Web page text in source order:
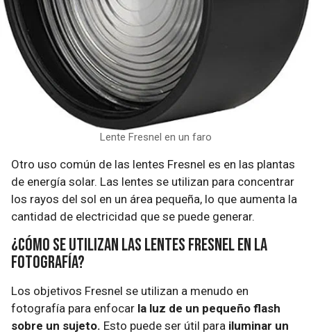
Lente Fresnel en un faro
Otro uso común de las lentes Fresnel es en las plantas
de energía solar. Las lentes se utilizan para concentrar
los rayos del sol en un área pequeña, lo que aumenta la
cantidad de electricidad que se puede generar.
¿Cómo se utilizan las lentes Fresnel en la
fotografía?
Los objetivos Fresnel se utilizan a menudo en
fotografía para enfocar la luz de un pequeño flash
sobre un sujeto. Esto puede ser útil para iluminar un